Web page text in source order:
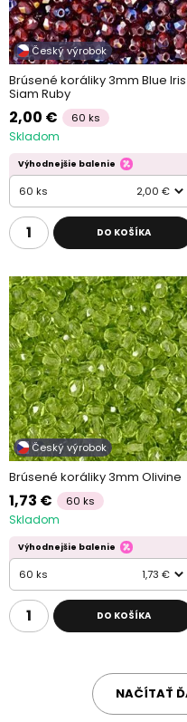
Český výrobok
Brúsené koráliky 3mm Blue Iris
Siam Ruby
2,00 € 60 ks
Skladom
Výhodnejšie balenie
60 ks 2,00 €
DO KOŠÍKA
Český výrobok
Brúsené koráliky 3mm Olivine
1,73 € 60 ks
Skladom
Výhodnejšie balenie
60 ks 1,73 €
DO KOŠÍKA
NAČÍTAŤ